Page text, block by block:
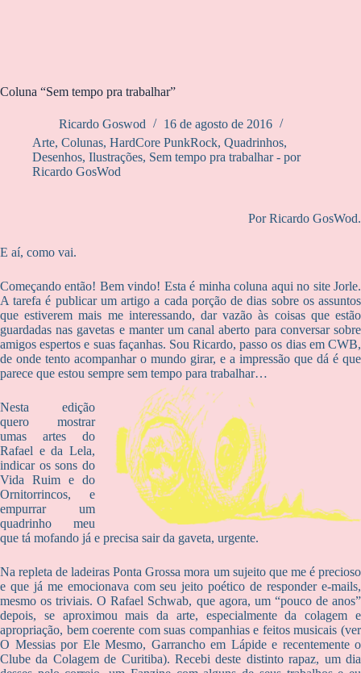
Coluna “Sem tempo pra trabalhar”
Ricardo Goswod
16 de agosto de 2016
Arte, Colunas, HardCore PunkRock, Quadrinhos,
Desenhos, Ilustrações, Sem tempo pra trabalhar - por
Ricardo GosWod
Por Ricardo GosWod.
E aí, como vai.
Começando então! Bem vindo! Esta é minha coluna aqui no site Jorle.
A tarefa é publicar um artigo a cada porção de dias sobre os assuntos
que estiverem mais me interessando, dar vazão às coisas que estão
guardadas nas gavetas e manter um canal aberto para conversar sobre
amigos espertos e suas façanhas. Sou Ricardo, passo os dias em CWB,
de onde tento acompanhar o mundo girar, e a impressão que dá é que
parece que estou sempre sem tempo para trabalhar…
Nesta edição
quero mostrar
umas artes do
Rafael e da Lela,
indicar os sons do
Vida Ruim e do
Ornitorrincos, e
empurrar um
quadrinho meu
que tá mofando já e precisa sair da gaveta, urgente.
Na repleta de ladeiras Ponta Grossa mora um sujeito que me é precioso
e que já me emocionava com seu jeito poético de responder e-mails,
mesmo os triviais. O Rafael Schwab, que agora, um “pouco de anos”
depois, se aproximou mais da arte, especialmente da colagem e
apropriação, bem coerente com suas companhias e feitos musicais (ver
O Messias por Ele Mesmo, Garrancho em Lápide e recentemente o
Clube da Colagem de Curitiba). Recebi deste distinto rapaz, um dia